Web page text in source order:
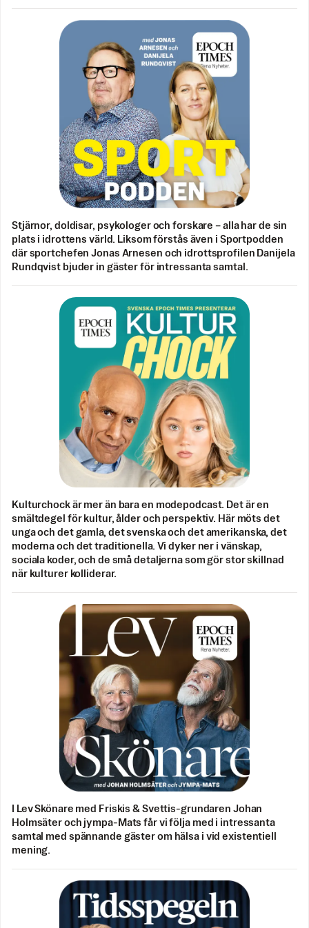
Stjärnor, doldisar, psykologer och forskare – alla har de sin
plats i idrottens värld. Liksom förstås även i Sportpodden
där sportchefen Jonas Arnesen och idrottsprofilen Danijela
Rundqvist bjuder in gäster för intressanta samtal.
Kulturchock är mer än bara en modepodcast. Det är en
smältdegel för kultur, ålder och perspektiv. Här möts det
unga och det gamla, det svenska och det amerikanska, det
moderna och det traditionella. Vi dyker ner i vänskap,
sociala koder, och de små detaljerna som gör stor skillnad
när kulturer kolliderar.
I Lev Skönare med Friskis & Svettis-grundaren Johan
Holmsäter och jympa-Mats får vi följa med i intressanta
samtal med spännande gäster om hälsa i vid existentiell
mening.